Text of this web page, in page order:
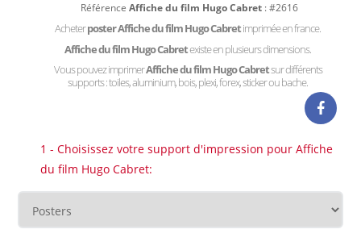
Référence Affiche du film Hugo Cabret : #2616
Acheterposter Affiche du film Hugo Cabretimprimée en france.
Affiche du film Hugo Cabretexiste en plusieurs dimensions.
Vous pouvez imprimerAffiche du film Hugo Cabretsur différents
supports : toiles, aluminium, bois, plexi, forex, sticker ou bache.
1 - Choisissez votre support d'impression pour Affiche
du film Hugo Cabret: